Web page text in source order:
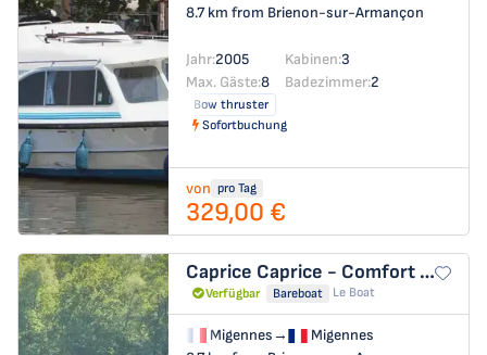
8.7 km from Brienon-sur-Armançon
Jahr:2005 Kabinen:3
Max. Gäste:8 Badezimmer:2
Bow thruster
Sofortbuchung
von pro Tag
329,00 €
Caprice Caprice - Comfort 45
Verfügbar Bareboat Le Boat
Migennes→
Migennes